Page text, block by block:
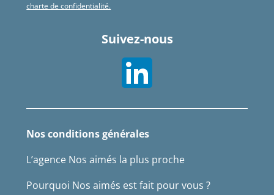
charte de confidentialité.
Suivez-nous
Nos conditions générales
L’agence Nos aimés la plus proche
Pourquoi Nos aimés est fait pour vous ?